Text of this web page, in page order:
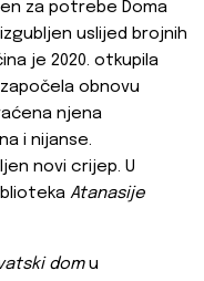
za potrebe Doma
uslijed brojnih
je 2020. otkupila
obnovu
njena
i nijanse.
novi crijep. U
Atanasije
domu